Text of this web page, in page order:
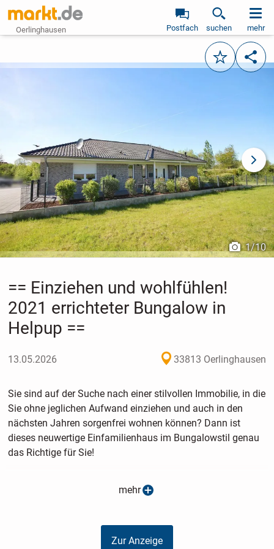
Oerlinghausen Postfach suchen mehr
Merken
vorheriges Bild
1/10
== Einziehen und wohlfühlen!
2021 errichteter Bungalow in
Helpup ==
13.05.2026 33813 Oerlinghausen
Sie sind auf der Suche nach einer stilvollen Immobilie, in die
Sie ohne jeglichen Aufwand einziehen und auch in den
nächsten Jahren sorgenfrei wohnen können? Dann ist
dieses neuwertige Einfamilienhaus im Bungalowstil genau
das Richtige für Sie!
In begehrter und ruhiger Wohnlage von Oerlinghausen-
Helpup, direkt im Helpuper Ortskern, befindet sich dieser
ca. 1.011 m². Die Umgebung überzeugt durch ihre
angenehme Nachbarschaft und die ideale Kombination aus
mehr
Zur Anzeige